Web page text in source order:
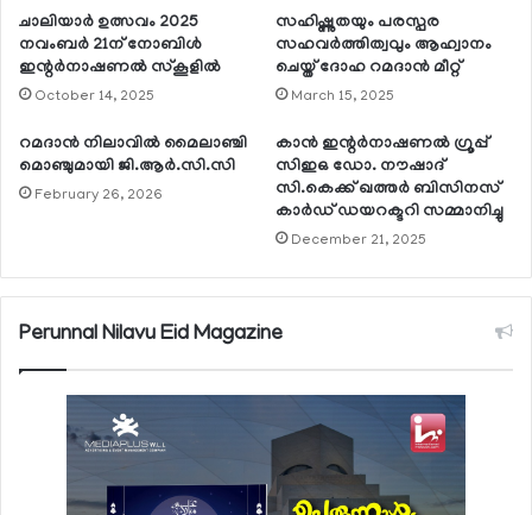
ചാലിയാര്‍ ഉത്സവം 2025
നവംബര്‍ 21ന് നോബിള്‍
ഇന്റര്‍നാഷണല്‍ സ്‌കൂളില്‍
October 14, 2025
സഹിഷ്ണുതയും പരസ്പര
സഹവർത്തിത്വവും ആഹ്വാനം
ചെയ്ത് ദോഹ റമദാൻ മീറ്റ്
March 15, 2025
റമദാന്‍ നിലാവില്‍ മൈലാഞ്ചി
മൊഞ്ചുമായി ജി.ആര്‍.സി.സി
February 26, 2026
കാന്‍ ഇന്റര്‍നാഷണല്‍ ഗ്രൂപ്പ്
സിഇഒ ഡോ. നൗഷാദ്
സി.കെക്ക് ഖത്തര്‍ ബിസിനസ്
കാര്‍ഡ് ഡയറക്ടറി സമ്മാനിച്ചു
December 21, 2025
Perunnal Nilavu Eid Magazine